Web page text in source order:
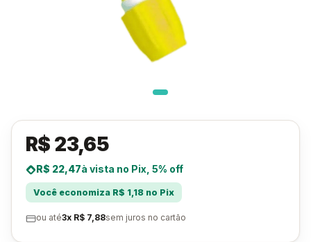
R$ 23,65
R$ 22,47à vista no Pix, 5% off
Você economiza R$ 1,18 no Pix
ou até3x R$ 7,88sem juros no cartão